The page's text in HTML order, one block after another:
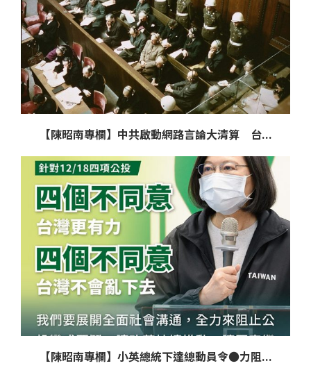
【陳昭南專欄】中共啟動網路言論大清算 台...
【陳昭南專欄】小英總統下達總動員令●力阻...